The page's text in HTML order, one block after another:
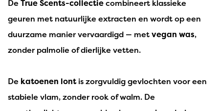
De True Scents-collectiecombineert klassieke
geuren met natuurlijke extracten en wordt op een
duurzame manier vervaardigd — metvegan was,
zonder palmolie of dierlijke vetten.
De katoenen lontis zorgvuldig gevlochten voor een
stabiele vlam, zonder rook of walm. De